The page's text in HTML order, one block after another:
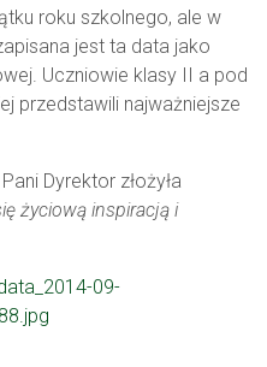
roku szkolnego, ale w
jest ta data jako
Uczniowie klasy II a pod
przedstawili najważniejsze
Dyrektor złożyła
życiową inspiracją i